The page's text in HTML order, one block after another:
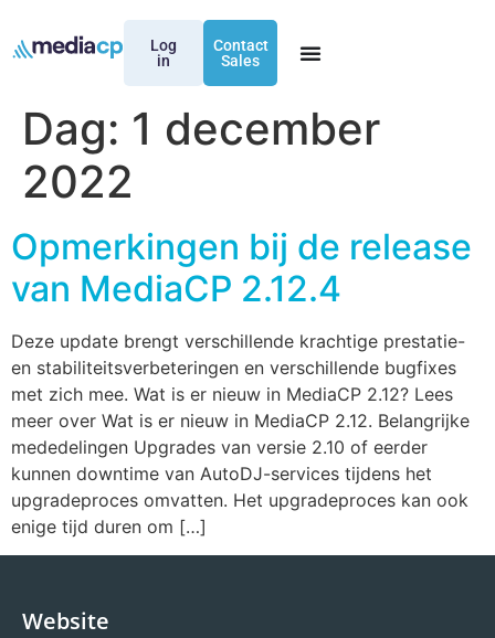
Log
in
Contact
Sales
Dag: 1 december
2022
Opmerkingen bij de release
van MediaCP 2.12.4
Deze update brengt verschillende krachtige prestatie-
en stabiliteitsverbeteringen en verschillende bugfixes
met zich mee. Wat is er nieuw in MediaCP 2.12? Lees
meer over Wat is er nieuw in MediaCP 2.12. Belangrijke
mededelingen Upgrades van versie 2.10 of eerder
kunnen downtime van AutoDJ-services tijdens het
upgradeproces omvatten. Het upgradeproces kan ook
enige tijd duren om […]
Website